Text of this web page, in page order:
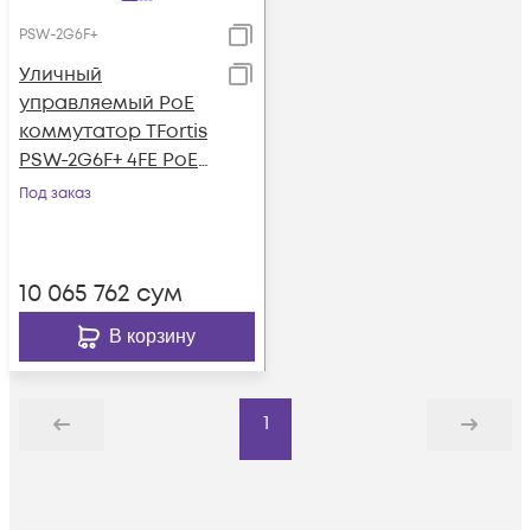
PSW-2G6F+
Уличный
управляемый PoE
коммутатор TFortis
PSW-2G6F+ 4FE PoE+
2FE dual PoE+ 2 GB
Под заказ
10 065 762 сум
В корзину
Назад
1
Дальше